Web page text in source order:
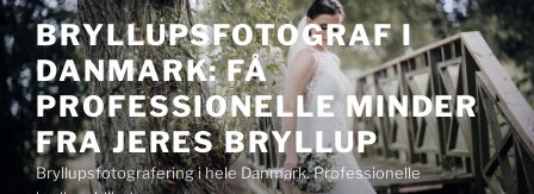
Videre
til
indhold
BRYLLUPSFOTOGRAF I
DANMARK: FÅ
PROFESSIONELLE MINDER
FRA JERES BRYLLUP
Bryllupsfotografering i hele Danmark. Professionelle